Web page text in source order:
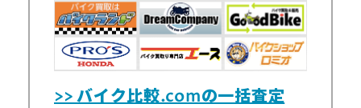
>> バイク比較.comの一括査定